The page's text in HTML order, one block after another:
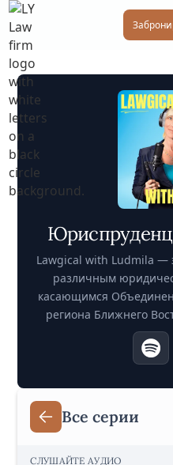
Lawgical with Ludmila —
различным
касающимся
региона Ближнего
Все серии
СЛУШАЙТЕ АУДИО